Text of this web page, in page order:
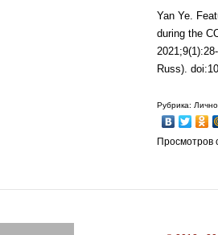
Yan Ye.
during the
Russ).
Рубрика:
Просмотров